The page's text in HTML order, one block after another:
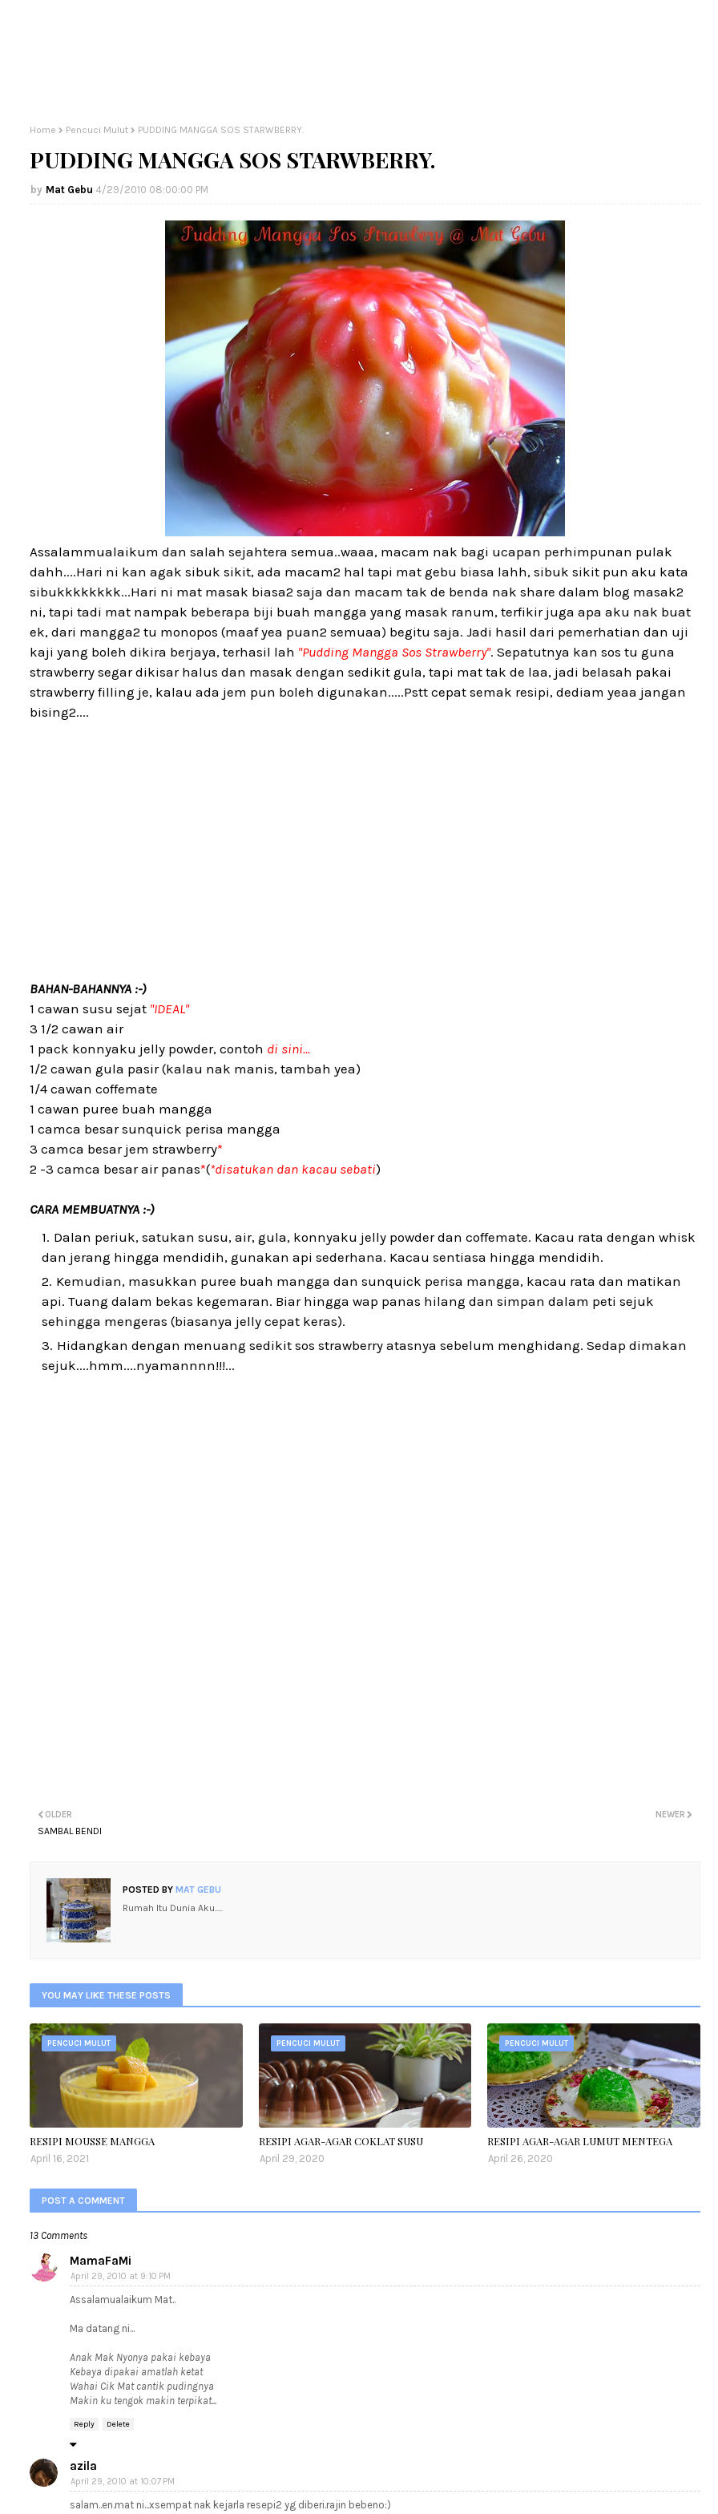
Home Pencuci Mulut PUDDING MANGGA SOS STARWBERRY.
PUDDING MANGGA SOS STARWBERRY.
Mat Gebu 4/29/2010 08:00:00 PM
Assalammualaikum dan salah sejahtera semua..waaa, macam nak bagi ucapan perhimpunan pulak
dahh....Hari ni kan agak sibuk sikit, ada macam2 hal tapi mat gebu biasa lahh, sibuk sikit pun aku kata
sibukkkkkkkk...Hari ni mat masak biasa2 saja dan macam tak de benda nak share dalam blog masak2
ni, tapi tadi mat nampak beberapa biji buah mangga yang masak ranum, terfikir juga apa aku nak buat
ek, dari mangga2 tu monopos (maaf yea puan2 semuaa) begitu saja. Jadi hasil dari pemerhatian dan uji
kaji yang boleh dikira berjaya, terhasil lah "Pudding Mangga Sos Strawberry". Sepatutnya kan sos tu guna
strawberry segar dikisar halus dan masak dengan sedikit gula, tapi mat tak de laa, jadi belasah pakai
strawberry filling je, kalau ada jem pun boleh digunakan.....Pstt cepat semak resipi, dediam yeaa jangan
bising2....
BAHAN-BAHANNYA :-)
1 cawan susu sejat "IDEAL"
3 1/2 cawan air
1 pack konnyaku jelly powder, contoh di sini...
1/2 cawan gula pasir (kalau nak manis, tambah yea)
1/4 cawan coffemate
1 cawan puree buah mangga
1 camca besar sunquick perisa mangga
3 camca besar jem strawberry*
2 -3 camca besar air panas*(*disatukan dan kacau sebati)
CARA MEMBUATNYA :-)
Dalan periuk, satukan susu, air, gula, konnyaku jelly powder dan coffemate. Kacau rata dengan whisk
dan jerang hingga mendidih, gunakan api sederhana. Kacau sentiasa hingga mendidih.
Kemudian, masukkan puree buah mangga dan sunquick perisa mangga, kacau rata dan matikan
api. Tuang dalam bekas kegemaran. Biar hingga wap panas hilang dan simpan dalam peti sejuk
sehingga mengeras (biasanya jelly cepat keras).
Hidangkan dengan menuang sedikit sos strawberry atasnya sebelum menghidang. Sedap dimakan
sejuk....hmm....nyamannnn!!!...
NEWER
OLDER
SAMBAL BENDI
POSTED BY MAT GEBU
Rumah Itu Dunia Aku.....
YOU MAY LIKE THESE POSTS
PENCUCI MULUT
RESIPI MOUSSE MANGGA
April 16, 2021
PENCUCI MULUT
RESIPI AGAR-AGAR COKLAT SUSU
April 29, 2020
PENCUCI MULUT
RESIPI AGAR-AGAR LUMUT MENTEGA
April 26, 2020
POST A COMMENT
13 Comments
MamaFaMi
April 29, 2010 at 9:10 PM
Assalamualaikum Mat..
Ma datang ni...
Anak Mak Nyonya pakai kebaya
Kebaya dipakai amatlah ketat
Wahai Cik Mat cantik pudingnya
Makin ku tengok makin terpikat...
Reply Delete
azila
April 29, 2010 at 10:07 PM
salam..en.mat ni...xsempat nak kejarla resepi2 yg diberi.rajin bebeno:)